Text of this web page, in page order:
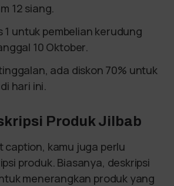
12 siang.
1 untuk pembelian kerudung
10 Oktober.
ada diskon 70% untuk
hari ini.
Produk Jilbab
caption, kamu juga perlu
produk. Biasanya, deskripsi
menerangkan produk yang